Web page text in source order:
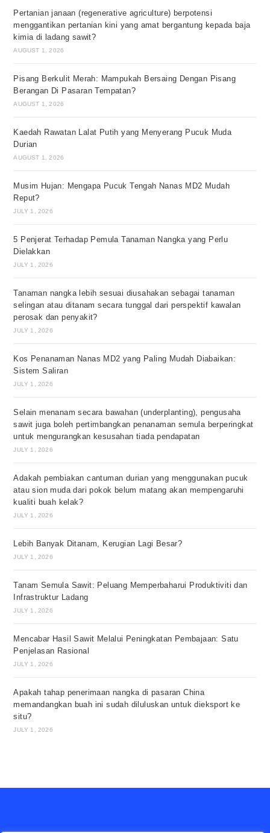
Pertanian janaan (regenerative agriculture) berpotensi
menggantikan pertanian kini yang amat bergantung kepada baja
kimia di ladang sawit?
AUGUST 1, 2026
Pisang Berkulit Merah: Mampukah Bersaing Dengan Pisang
Berangan Di Pasaran Tempatan?
AUGUST 1, 2026
Kaedah Rawatan Lalat Putih yang Menyerang Pucuk Muda
Durian
AUGUST 1, 2026
Musim Hujan: Mengapa Pucuk Tengah Nanas MD2 Mudah
Reput?
JULY 1, 2026
5 Penjerat Terhadap Pemula Tanaman Nangka yang Perlu
Dielakkan
JULY 1, 2026
Tanaman nangka lebih sesuai diusahakan sebagai tanaman
selingan atau ditanam secara tunggal dari perspektif kawalan
perosak dan penyakit?
JULY 1, 2026
Kos Penanaman Nanas MD2 yang Paling Mudah Diabaikan:
Sistem Saliran
JULY 1, 2026
Selain menanam secara bawahan (underplanting), pengusaha
sawit juga boleh pertimbangkan penanaman semula berperingkat
untuk mengurangkan kesusahan tiada pendapatan
JULY 1, 2026
Adakah pembiakan cantuman durian yang menggunakan pucuk
atau sion muda dari pokok belum matang akan mempengaruhi
kualiti buah kelak?
JULY 1, 2026
Lebih Banyak Ditanam, Kerugian Lagi Besar?
JULY 1, 2026
Tanam Semula Sawit: Peluang Memperbaharui Produktiviti dan
Infrastruktur Ladang
JULY 1, 2026
Mencabar Hasil Sawit Melalui Peningkatan Pembajaan: Satu
Penjelasan Rasional
JULY 1, 2026
Apakah tahap penerimaan nangka di pasaran China
memandangkan buah ini sudah diluluskan untuk dieksport ke
situ?
JULY 1, 2026